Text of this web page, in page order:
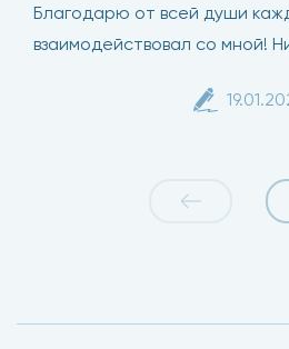
Благодарю от всей души
взаимодействовал со мной!